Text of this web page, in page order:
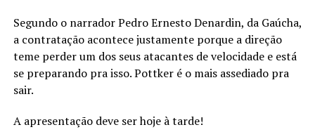
Segundo o narrador Pedro Ernesto Denardin, da Gaúcha,
a contratação acontece justamente porque a direção
teme perder um dos seus atacantes de velocidade e está
se preparando pra isso. Pottker é o mais assediado pra
sair.
A apresentação deve ser hoje à tarde!